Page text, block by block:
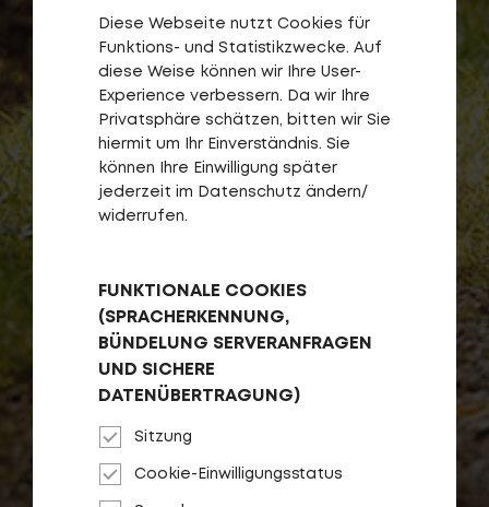
Diese Webseite nutzt Cookies für
Funktions- und Statistikzwecke. Auf
diese Weise können wir Ihre User-
Experience verbessern. Da wir Ihre
Privatsphäre schätzen, bitten wir Sie
hiermit um Ihr Einverständnis. Sie
können Ihre Einwilligung später
jederzeit im Datenschutz ändern/
widerrufen.
FUNKTIONALE COOKIES
(SPRACHERKENNUNG,
BÜNDELUNG SERVERANFRAGEN
UND SICHERE
DATENÜBERTRAGUNG)
Sitzung
Cookie-Einwilligungsstatus